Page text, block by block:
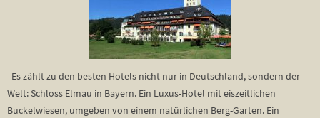
Es zählt zu den besten Hotels nicht nur in Deutschland, sondern der
Welt: Schloss Elmau in Bayern. Ein Luxus-Hotel mit eiszeitlichen
Buckelwiesen, umgeben von einem natürlichen Berg-Garten. Ein